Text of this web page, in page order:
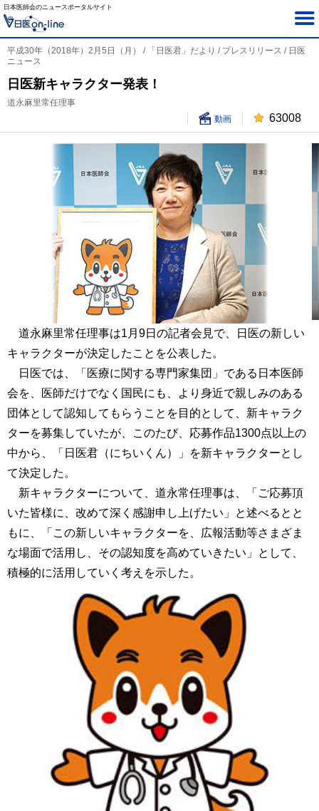
日本医師会のニュースポータルサイト
平成30年（2018年）2月5日（月） / 「日医君」だより / プレスリリース / 日医
ニュース
日医新キャラクター発表！
道永麻里常任理事
動画
63008
道永麻里常任理事は1月9日の記者会見で、日医の新しい
キャラクターが決定したことを公表した。
日医では、「医療に関する専門家集団」である日本医師
会を、医師だけでなく国民にも、より身近で親しみのある
団体として認知してもらうことを目的として、新キャラク
ターを募集していたが、このたび、応募作品1300点以上の
中から、「日医君（にちいくん）」を新キャラクターとし
て決定した。
新キャラクターについて、道永常任理事は、「ご応募頂
いた皆様に、改めて深く感謝申し上げたい」と述べるとと
もに、「この新しいキャラクターを、広報活動等さまざま
な場面で活用し、その認知度を高めていきたい」として、
積極的に活用していく考えを示した。